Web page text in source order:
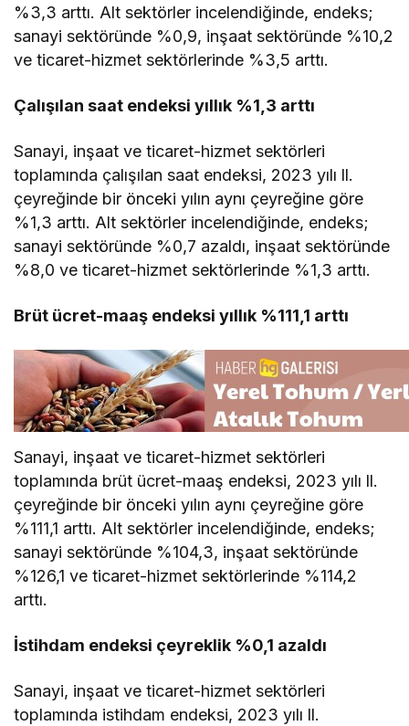
%3,3 arttı. Alt sektörler incelendiğinde, endeks;
sanayi sektöründe %0,9, inşaat sektöründe %10,2
ve ticaret-hizmet sektörlerinde %3,5 arttı.
Çalışılan saat endeksi yıllık %1,3 arttı
Sanayi, inşaat ve ticaret-hizmet sektörleri
toplamında çalışılan saat endeksi, 2023 yılı ll.
çeyreğinde bir önceki yılın aynı çeyreğine göre
%1,3 arttı. Alt sektörler incelendiğinde, endeks;
sanayi sektöründe %0,7 azaldı, inşaat sektöründe
%8,0 ve ticaret-hizmet sektörlerinde %1,3 arttı.
Brüt ücret-maaş endeksi yıllık %111,1 arttı
Sanayi, inşaat ve ticaret-hizmet sektörleri
toplamında brüt ücret-maaş endeksi, 2023 yılı ll.
çeyreğinde bir önceki yılın aynı çeyreğine göre
%111,1 arttı. Alt sektörler incelendiğinde, endeks;
sanayi sektöründe %104,3, inşaat sektöründe
%126,1 ve ticaret-hizmet sektörlerinde %114,2
arttı.
İstihdam endeksi çeyreklik %0,1 azaldı
Sanayi, inşaat ve ticaret-hizmet sektörleri
toplamında istihdam endeksi, 2023 yılı ll.